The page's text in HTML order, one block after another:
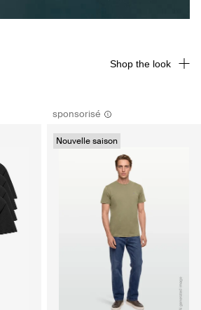
sponsorisé
Nouvelle saison
Shop the look